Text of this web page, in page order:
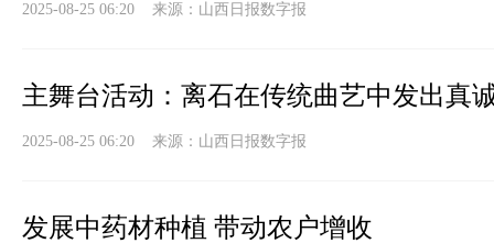
2025-08-25 06:20 来源： 山西日报数字报
主舞台活动：离石在传统曲艺中发出真
2025-08-25 06:20 来源： 山西日报数字报
发展中药材种植 带动农户增收